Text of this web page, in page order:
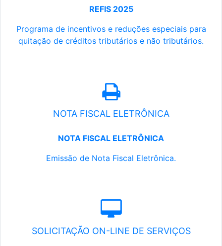
REFIS 2025
Programa de incentivos e reduções especiais para
quitação de créditos tributários e não tributários.
NOTA FISCAL ELETRÔNICA
NOTA FISCAL ELETRÔNICA
Emissão de Nota Fiscal Eletrônica.
SOLICITAÇÃO ON-LINE DE SERVIÇOS